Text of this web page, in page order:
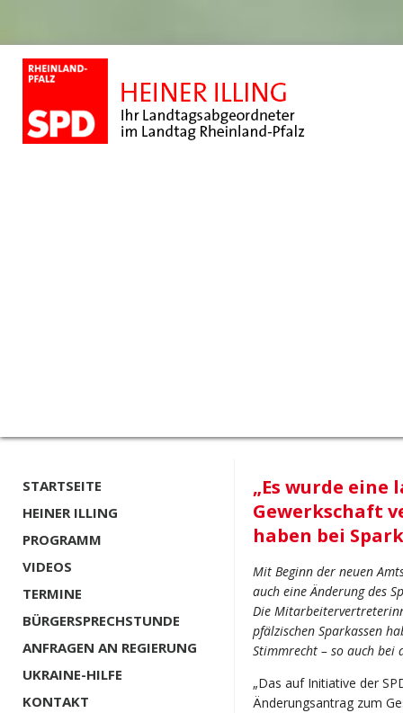
STARTSEITE
HEINER ILLING
PROGRAMM
VIDEOS
TERMINE
BÜRGERSPRECHSTUNDE
ANFRAGEN AN REGIERUNG
UKRAINE-HILFE
KONTAKT
„Es wurde
Gewerkschaft
haben bei
Mit Beginn der neuen
auch eine Änderung des
Die
pfälzischen Sparkassen
Stimmrecht – so auch bei
„Das auf Initiative der
Änderungsantrag zum